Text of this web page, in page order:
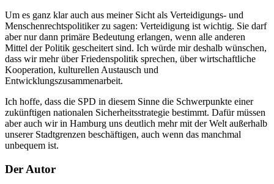
Um es ganz klar auch aus meiner Sicht als Verteidigungs- und
Menschenrechtspolitiker zu sagen: Verteidigung ist wichtig. Sie darf
aber nur dann primäre Bedeutung erlangen, wenn alle anderen
Mittel der Politik gescheitert sind. Ich würde mir deshalb wünschen,
dass wir mehr über Friedenspolitik sprechen, über wirtschaftliche
Kooperation, kulturellen Austausch und
Entwicklungszusammenarbeit.
Ich hoffe, dass die SPD in diesem Sinne die Schwerpunkte einer
zukünftigen nationalen Sicherheitsstrategie bestimmt. Dafür müssen
aber auch wir in Hamburg uns deutlich mehr mit der Welt außerhalb
unserer Stadtgrenzen beschäftigen, auch wenn das manchmal
unbequem ist.
Der Autor